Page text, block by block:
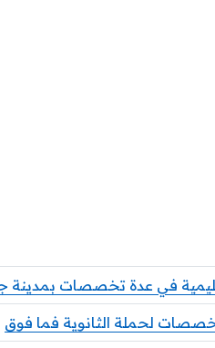
في عدة تخصصات بمدينة
لحملة الثانوية فما فوق